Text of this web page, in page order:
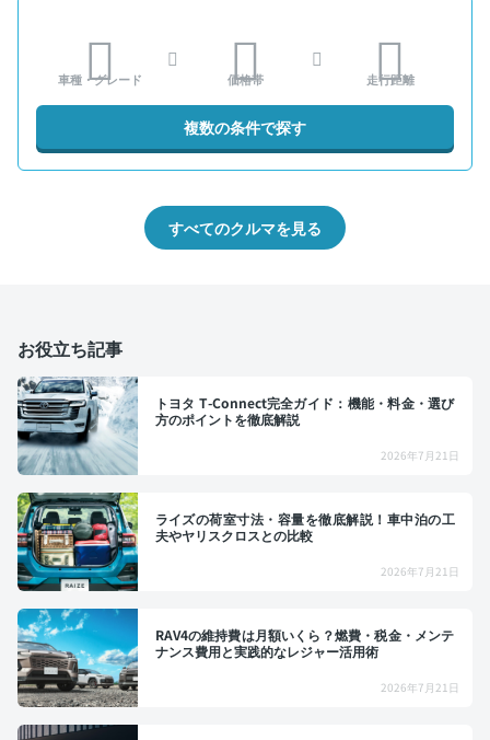
車種・グレード 価格帯 走行距離
複数の条件で探す
すべてのクルマを見る
お役立ち記事
トヨタ T-Connect完全ガイド：機能・料金・選び
方のポイントを徹底解説
2026年7月21日
ライズの荷室寸法・容量を徹底解説！車中泊の工
夫やヤリスクロスとの比較
2026年7月21日
RAV4の維持費は月額いくら？燃費・税金・メンテ
ナンス費用と実践的なレジャー活用術
2026年7月21日